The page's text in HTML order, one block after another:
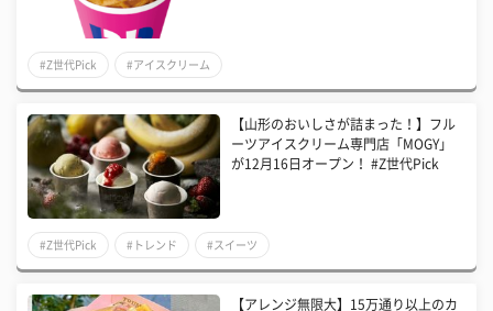
#Z世代Pick #アイスクリーム
【山形のおいしさが詰まった！】フル
ーツアイスクリーム専門店「MOGY」
が12月16日オープン！ #Z世代Pick
#Z世代Pick #トレンド #スイーツ
【アレンジ無限大】15万通り以上のカ